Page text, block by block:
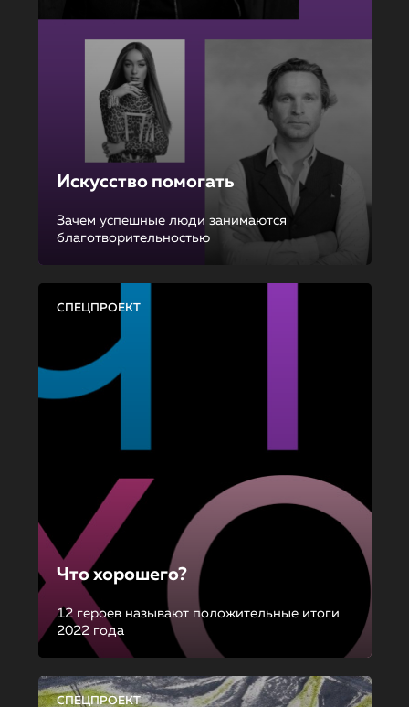
Искусство помогать
Зачем успешные люди занимаются
благотворительностью
СПЕЦПРОЕКТ
Что хорошего?
12 героев называют положительные итоги
2022 года
СПЕЦПРОЕКТ